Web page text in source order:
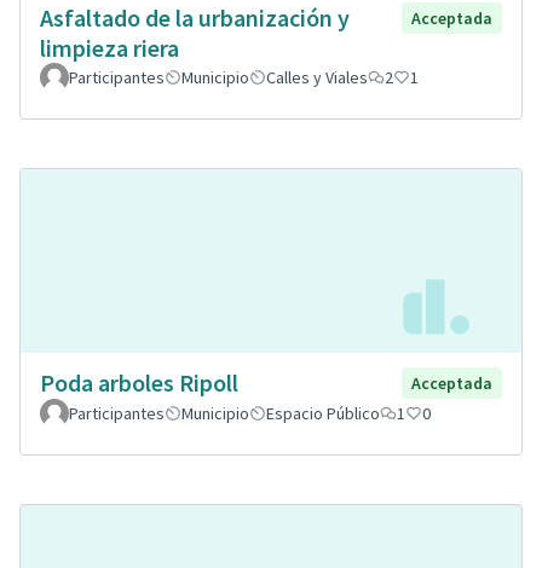
Asfaltado de la urbanización y
limpieza riera
Acceptada
Participantes Municipio Calles y Viales 2 1
Poda arboles Ripoll
Acceptada
Participantes
Municipio Espacio Público 1 0